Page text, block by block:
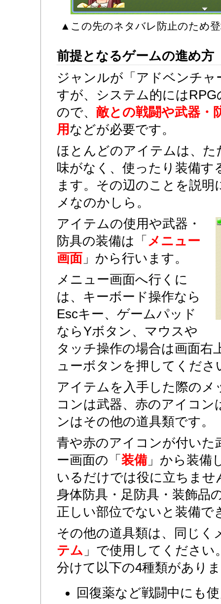
▲この先のネタバレ防止のため
前提となるゲームの進め方
ジャンルが「アドベンチ
すが、システム的には
ので、 敵との戦闘や武器・
用などが必要です。
ほとんどのアイテムは、
味がなく、使ったり装備す
ます。その辺のことを説
メなのかしら。
アイテムの使用や武器・
防具の装備は「 メニュー
画面 」から行います。
メニュー画面へ行くに
は、キーボード操作なら
Escキー、ゲームパッド
ならYボタン、マウスや
タッチ操作の場合は画面右
ューボタンを押してくださ
アイテムを入手した際のメ
コンは武器、赤のアイコン
ンはその他の道具類です。
青や赤のアイコンが付いた
ー画面の「 装備」から装備
いるだけでは役に立ちませ
身体防具・足防具・装飾品
正しい部位でないと装備で
その他の道具類は、同じく
テム 」で使用してくださ
分けて以下の4種類があり
回復薬など戦闘中にも